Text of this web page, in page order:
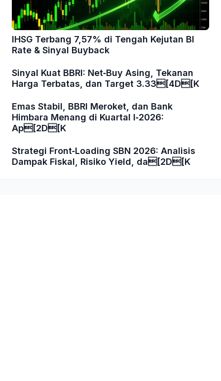
IHSG Terbang 7,57% di Tengah Kejutan BI
Rate & Sinyal Buyback
Sinyal Kuat BBRI: Net‑Buy Asing, Tekanan
Harga Terbatas, dan Target 3.33[4D[K
Emas Stabil, BBRI Meroket, dan Bank
Himbara Menang di Kuartal I‑2026:
Ap[2D[K
Strategi Front‑Loading SBN 2026: Analisis
Dampak Fiskal, Risiko Yield, da[2D[K